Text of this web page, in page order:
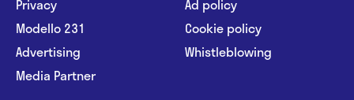
Privacy
Modello 231
Advertising
Media Partner
Ad policy
Cookie policy
Whistleblowing